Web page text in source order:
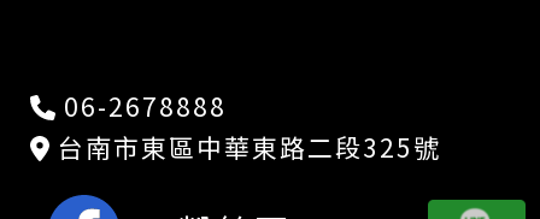
06-2678888
台南市東區中華東路二段325號